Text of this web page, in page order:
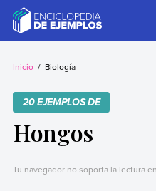
contentEjemplos
Necesitas ejemplos.
Inicio Biología
20 EJEMPLOS DE
Hongos
Tu navegador no soporta la lectura